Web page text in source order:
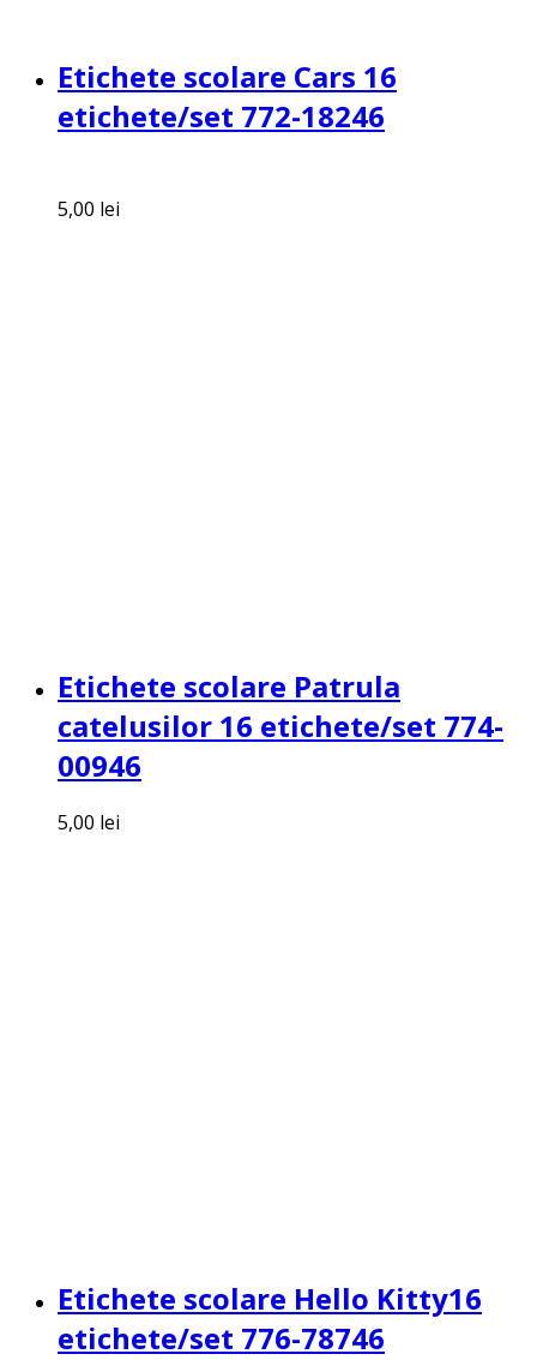
Etichete scolare Cars 16
etichete/set 772-18246
5,00 lei
Etichete scolare Patrula
catelusilor 16 etichete/set 774-
00946
5,00 lei
Etichete scolare Hello Kitty16
etichete/set 776-78746